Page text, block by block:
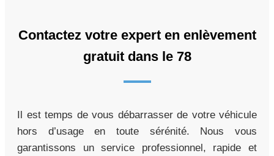
Contactez votre expert en enlèvement
gratuit dans le 78
Il est temps de vous débarrasser de votre véhicule
hors d’usage en toute sérénité. Nous vous
garantissons un service professionnel, rapide et